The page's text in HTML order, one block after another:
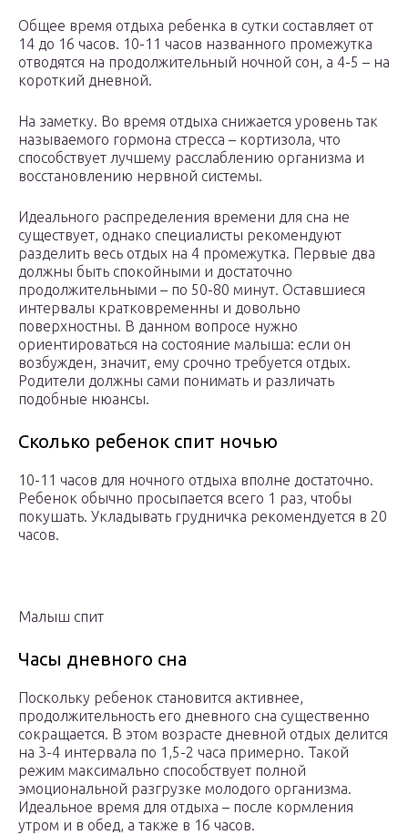
Общее время отдыха ребенка в сутки составляет от
14 до 16 часов. 10-11 часов названного промежутка
отводятся на продолжительный ночной сон, а 4-5 – на
короткий дневной.
На заметку. Во время отдыха снижается уровень так
называемого гормона стресса – кортизола, что
способствует лучшему расслаблению организма и
восстановлению нервной системы.
Идеального распределения времени для сна не
существует, однако специалисты рекомендуют
разделить весь отдых на 4 промежутка. Первые два
должны быть спокойными и достаточно
продолжительными – по 50-80 минут. Оставшиеся
интервалы кратковременны и довольно
поверхностны. В данном вопросе нужно
ориентироваться на состояние малыша: если он
возбужден, значит, ему срочно требуется отдых.
Родители должны сами понимать и различать
подобные нюансы.
Сколько ребенок спит ночью
10-11 часов для ночного отдыха вполне достаточно.
Ребенок обычно просыпается всего 1 раз, чтобы
покушать. Укладывать грудничка рекомендуется в 20
часов.
Малыш спит
Часы дневного сна
Поскольку ребенок становится активнее,
продолжительность его дневного сна существенно
сокращается. В этом возрасте дневной отдых делится
на 3-4 интервала по 1,5-2 часа примерно. Такой
режим максимально способствует полной
эмоциональной разгрузке молодого организма.
Идеальное время для отдыха – после кормления
утром и в обед, а также в 16 часов.